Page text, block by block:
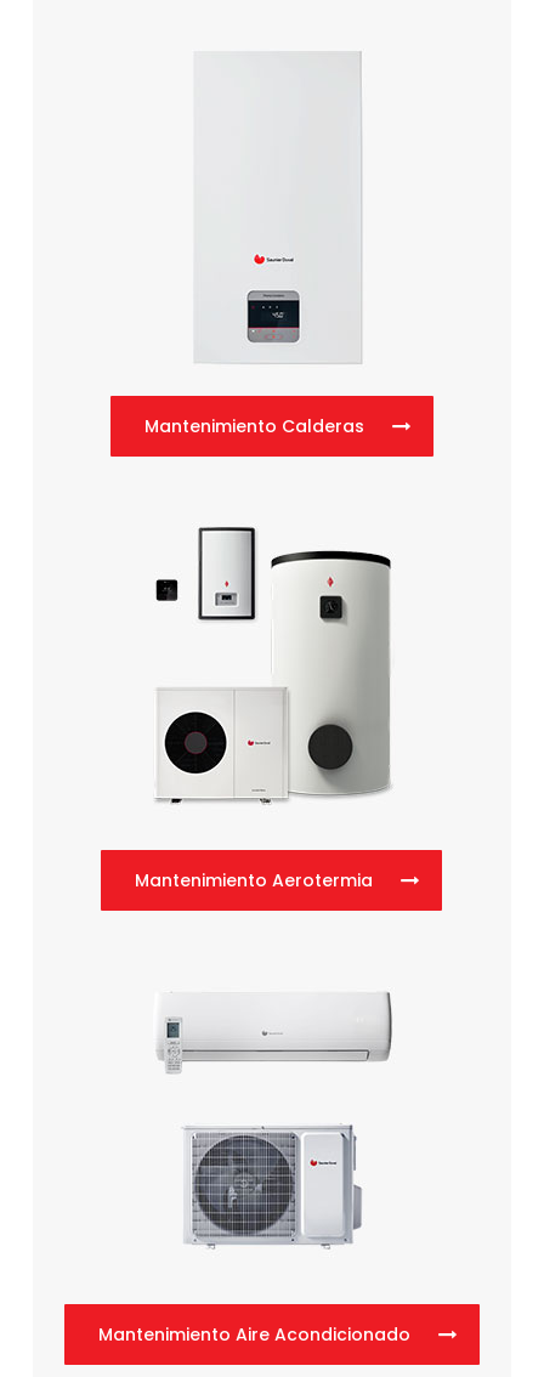
Mantenimiento Calderas
Mantenimiento Aerotermia
Mantenimiento Aire Acondicionado